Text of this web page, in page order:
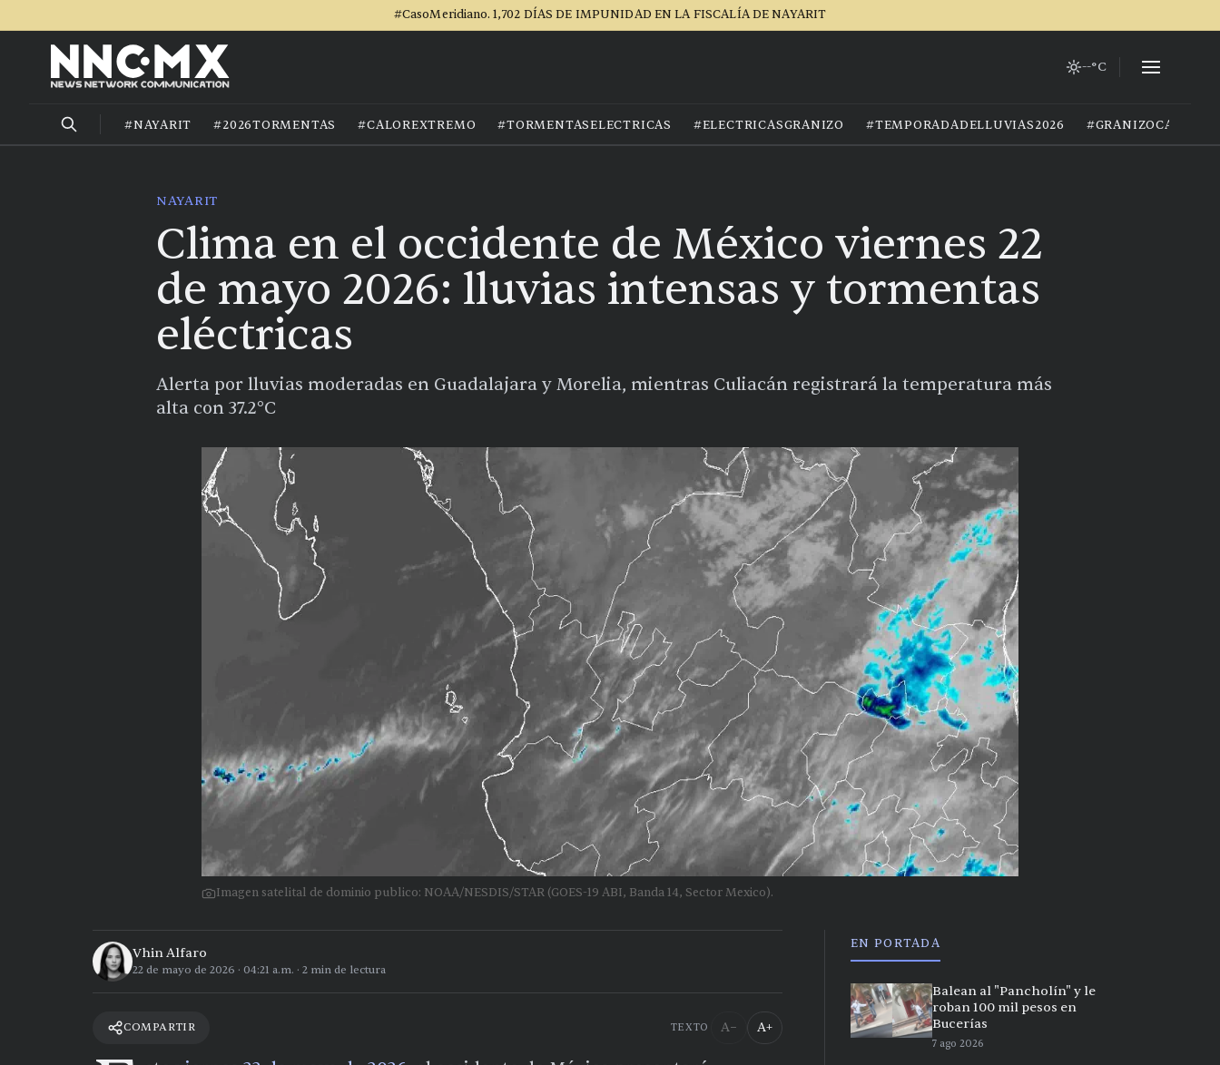
#CasoMeridiano. 1,702 DÍAS DE IMPUNIDAD EN LA FISCALÍA DE NAYARIT
--°C
#NAYARIT #2026TORMENTAS #CALOREXTREMO #TORMENTASELECTRICAS #ELECTRICASGRANIZO #TEMPORADADELLUVIAS2026 #GRANIZOCALOR
NAYARIT
Clima en el occidente de México viernes 22
de mayo 2026: lluvias intensas y tormentas
eléctricas
Alerta por lluvias moderadas en Guadalajara y Morelia, mientras Culiacán registrará la temperatura más
alta con 37.2°C
Imagen satelital de dominio publico: NOAA/NESDIS/STAR (GOES-19 ABI, Banda 14, Sector Mexico).
Vhin Alfaro
22 de mayo de 2026 · 04:21 a.m. · 2 min de lectura
COMPARTIR TEXTO A− A+
EN PORTADA
Balean al "Pancholín" y le
roban 100 mil pesos en
Bucerías
7 ago 2026